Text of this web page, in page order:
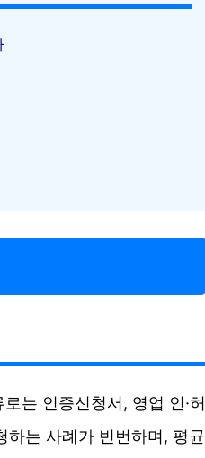
는 인증신청서, 영업 인·허
하는 사례가 빈번하며, 평균